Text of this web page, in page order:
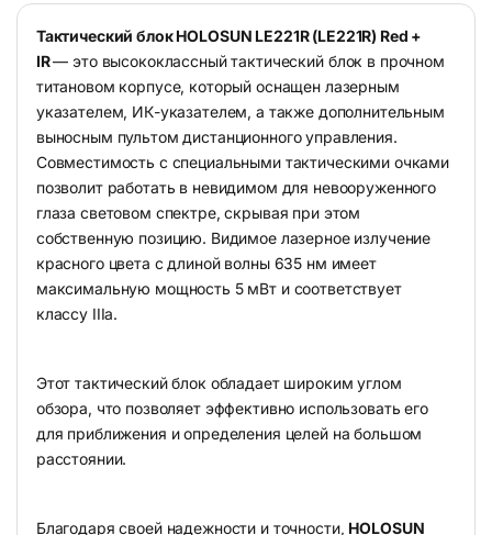
Тактический блок HOLOSUN LE221R (LE221R) Red +
IR— это высококлассный тактический блок в прочном
титановом корпусе, который оснащен лазерным
указателем, ИК-указателем, а также дополнительным
выносным пультом дистанционного управления.
Совместимость с специальными тактическими очками
позволит работать в невидимом для невооруженного
глаза световом спектре, скрывая при этом
собственную позицию. Видимое лазерное излучение
красного цвета с длиной волны 635 нм имеет
максимальную мощность 5 мВт и соответствует
классу IIIa.
Этот тактический блок обладает широким углом
обзора, что позволяет эффективно использовать его
для приближения и определения целей на большом
расстоянии.
Благодаря своей надежности и точности, HOLOSUN